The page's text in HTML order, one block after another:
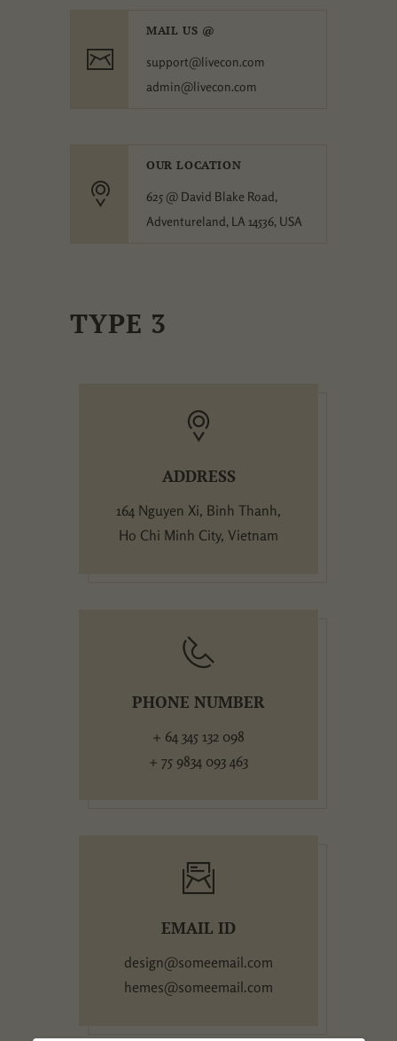
MAIL US @
support@livecon.com
admin@livecon.com
OUR LOCATION
625 @ David Blake Road,
Adventureland, LA 14536, USA
TYPE 3
ADDRESS
164 Nguyen Xi, Binh Thanh,
Ho Chi Minh City, Vietnam
PHONE NUMBER
+ 64 345 132 098
+ 75 9834 093 463
EMAIL ID
design@someemail.com
hemes@someemail.com